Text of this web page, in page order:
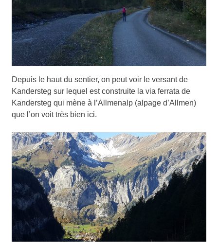
Depuis le haut du sentier, on peut voir le versant de
Kandersteg sur lequel est construite la via ferrata de
Kandersteg qui mène à l’Allmenalp (alpage d’Allmen)
que l’on voit très bien ici.